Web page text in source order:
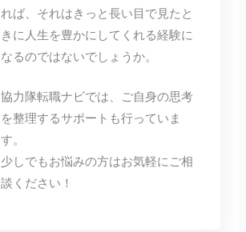
れば、それはきっと長い目で見たと
きに人生を豊かにしてくれる経験に
なるのではないでしょうか。
協力隊転職ナビでは、ご自身の思考
を整理するサポートも行っていま
す。
少しでもお悩みの方はお気軽にご相
談ください！